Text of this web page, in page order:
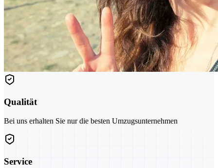
Qualität
Bei uns erhalten Sie nur die besten Umzugsunternehmen
Service